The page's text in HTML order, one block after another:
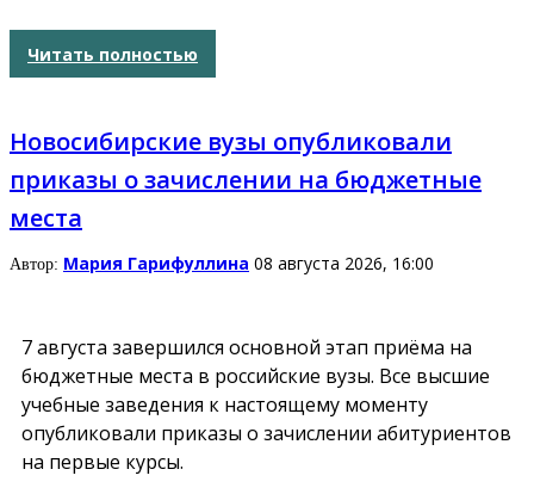
Читать полностью
Новосибирские вузы опубликовали
приказы о зачислении на бюджетные
места
Автор: Мария Гарифуллина 08 августа 2026, 16:00
7 августа завершился основной этап приёма на
бюджетные места в российские вузы. Все высшие
учебные заведения к настоящему моменту
опубликовали приказы о зачислении абитуриентов
на первые курсы.